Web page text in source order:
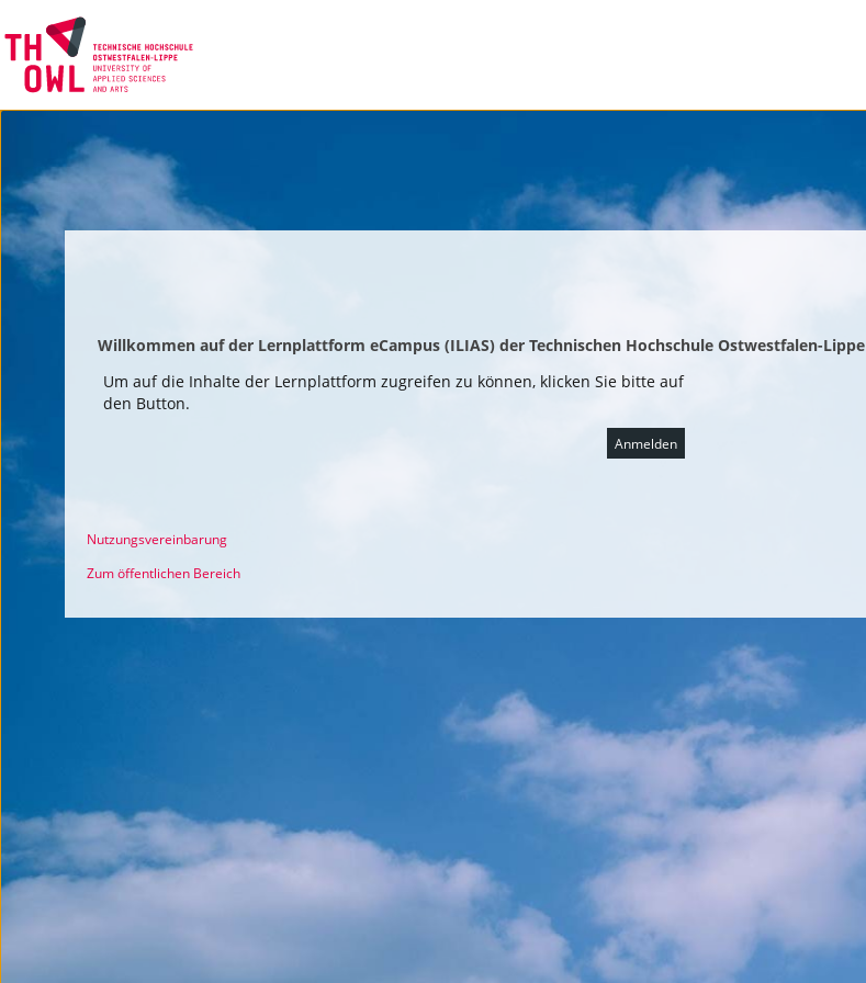
Willkommen auf der Lernplattform eCampus (ILIAS) der Technischen Hochschule Ostwestfalen-Lippe
Um auf die Inhalte der Lernplattform zugreifen zu können, klicken Sie bitte auf
den Button.
Anmelden
Nutzungsvereinbarung
Zum öffentlichen Bereich